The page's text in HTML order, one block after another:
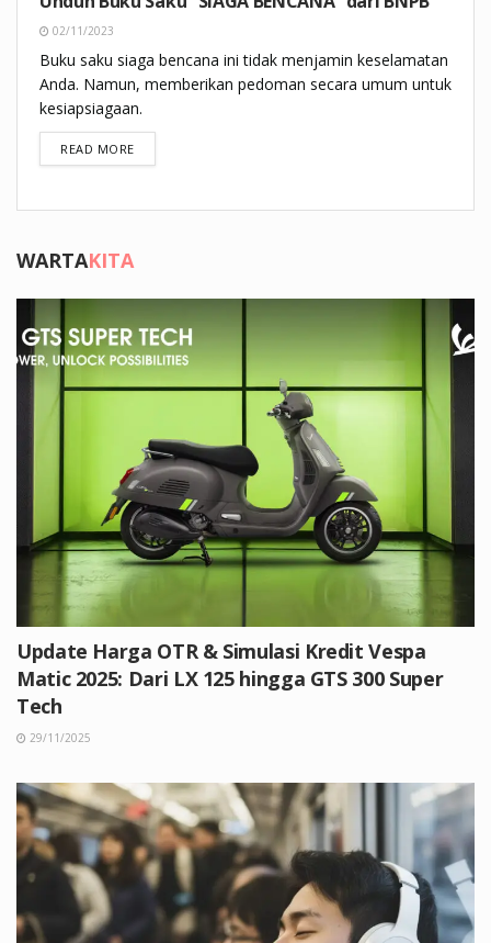
02/11/2023
Buku saku siaga bencana ini tidak menjamin keselamatan
Anda. Namun, memberikan pedoman secara umum untuk
kesiapsiagaan.
READ MOREDETAILS
WARTAKITA
Update Harga OTR & Simulasi Kredit Vespa
Matic 2025: Dari LX 125 hingga GTS 300 Super
Tech
29/11/2025